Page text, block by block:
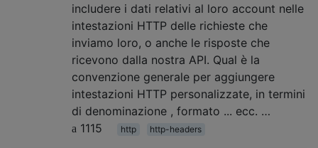
includere i dati relativi al loro account nelle
intestazioni HTTP delle richieste che
inviamo loro, o anche le risposte che
ricevono dalla nostra API. Qual è la
convenzione generale per aggiungere
intestazioni HTTP personalizzate, in termini
di denominazione , formato ... ecc. …
1115
http http-headers